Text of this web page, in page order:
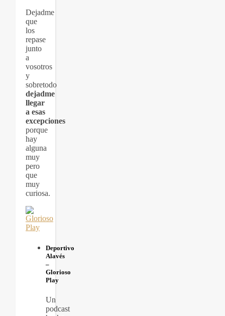
Dejadme
que
los
repase
junto
a
vosotros
y
sobretodo
dejadme
llegar
a esas
excepciones
porque
hay
alguna
muy
pero
que
muy
curiosa.
Deportivo
Alavés
–
Glorioso
Play
Un
podcast